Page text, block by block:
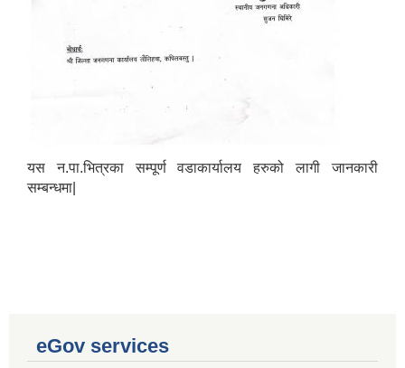
यस न.पा.भित्रका सम्पूर्ण वडाकार्यालय हरुको लागी जानकारी
सम्बन्धमा|
eGov services